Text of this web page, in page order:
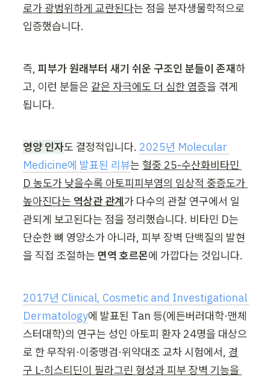
로가 광범위하게 교란된다는 점을 분자생물학적으로
입증했습니다.
즉, 피부가 원래부터 새기 쉬운 구조인 분들이 존재하
고, 이런 분들은 같은 자극에도 더 심한 염증을 겪게
됩니다.
영양 인자도 결정적입니다. 2025년 Molecular
Medicine에 발표된 리뷰는 혈중 25-수산화비타민
D 농도가 낮을수록 아토피피부염의 임상적 중증도가
높아진다는 역상관 관계가 다수의 관찰 연구에서 일
관되게 보고된다는 점을 정리했습니다. 비타민 D는
단순한 뼈 영양소가 아니라, 피부 장벽 단백질의 발현
을 직접 조절하는 면역 호르몬에 가깝다는 것입니다.
2017년 Clinical, Cosmetic and Investigational
Dermatology에 발표된 Tan 등(에든버러대학·맨체
스터대학)의 연구는 성인 아토피 환자 24명을 대상으
로 한 무작위·이중맹검·위약대조 교차 시험에서, 경
구 L-히스티딘이 필라그린 형성과 피부 장벽 기능을